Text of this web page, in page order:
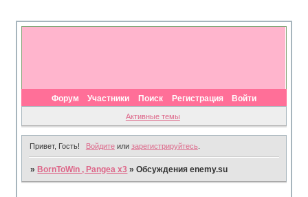
Форум Участники Поиск Регистрация Войти
Активные темы
Привет, Гость! Войдитеили зарегистрируйтесь.
» BornToWin , Pangea x3 »Обсуждения enemy.su